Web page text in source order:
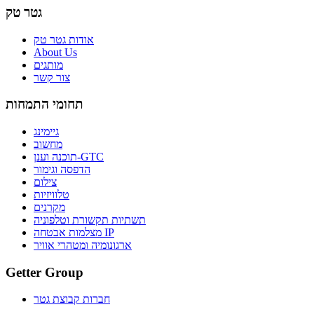
גטר טק
אודות גטר טק
About Us
מותגים
צור קשר
תחומי התמחות
גיימינג
מחשוב
תוכנה וענן-GTC
הדפסה וגימור
צילום
טלוויזיות
מקרנים
תשתיות תקשורת וטלפוניה
מצלמות אבטחה IP
ארגונומיה ומטהרי אוויר
Getter Group
חברות קבוצת גטר